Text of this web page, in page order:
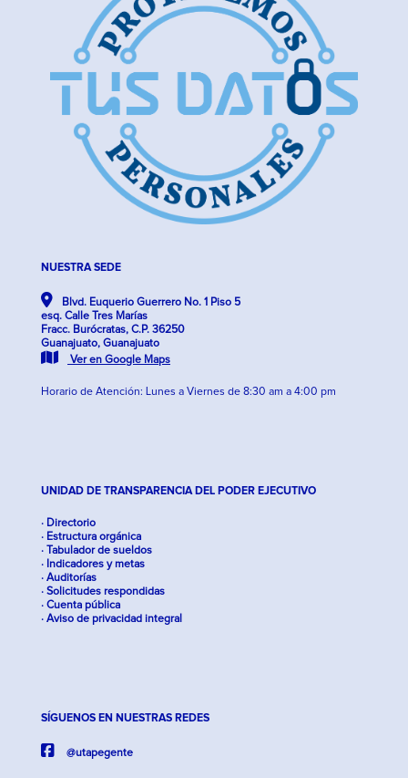
NUESTRA SEDE
Blvd. Euquerio Guerrero No. 1 Piso 5
esq. Calle Tres Marías
Fracc. Burócratas, C.P. 36250
Guanajuato, Guanajuato
Ver en Google Maps
Horario de Atención: Lunes a Viernes de 8:30 am a 4:00 pm
UNIDAD DE TRANSPARENCIA DEL PODER EJECUTIVO
· Directorio
· Estructura orgánica
· Tabulador de sueldos
· Indicadores y metas
· Auditorías
· Solicitudes respondidas
· Cuenta pública
· Aviso de privacidad integral
SÍGUENOS EN NUESTRAS REDES
@utapegente